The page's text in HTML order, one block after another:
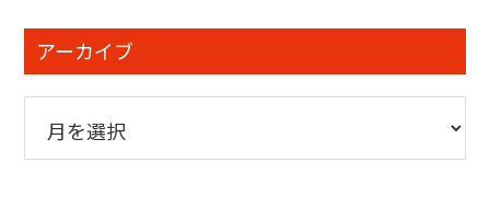
アーカイブ
カ